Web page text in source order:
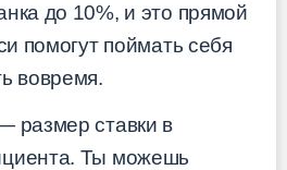
до 10%, и это прямой
помогут поймать себя
вовремя.
размер ставки в
Ты можешь